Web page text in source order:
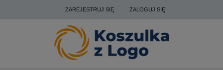
ZAREJESTRUJ SIĘ ZALOGUJ SIĘ